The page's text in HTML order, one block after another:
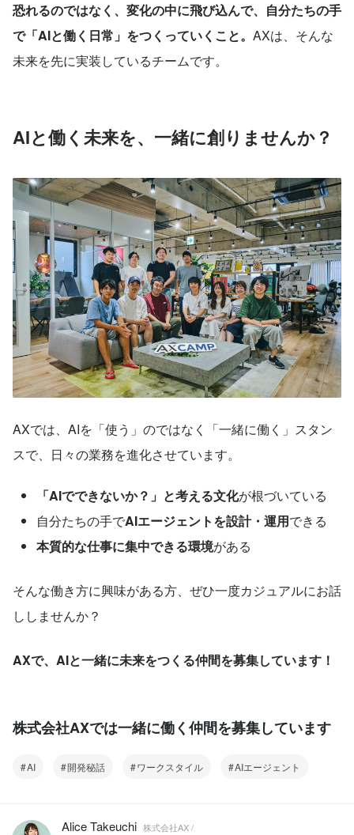
恐れるのではなく、変化の中に飛び込んで、自分たちの手
で「AIと働く日常」をつくっていくこと。 AXは、そんな
未来を先に実装しているチームです。
AIと働く未来を、一緒に創りませんか？
AXでは、AIを「使う」のではなく「一緒に働く」スタン
スで、日々の業務を進化させています。
「AIでできないか？」と考える文化が根づいている
自分たちの手でAIエージェントを設計・運用できる
本質的な仕事に集中できる環境がある
そんな働き方に興味がある方、ぜひ一度カジュアルにお話
ししませんか？
AXで、AIと一緒に未来をつくる仲間を募集しています！
株式会社AXでは一緒に働く仲間を募集しています
AI 開発秘話 ワークスタイル AIエージェント
Alice Takeuchi 株式会社AX /